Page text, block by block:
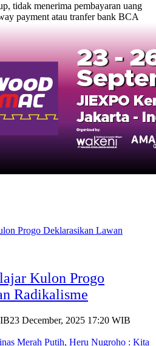
tidak menerima pembayaran uang
payment atau tranfer bank BCA
Kulon Progo
Radikalisme
23 December, 2025 17:20 WIB